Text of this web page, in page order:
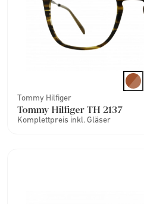
Tommy Hilfiger
Tommy Hilfiger TH 2137
Komplettpreis inkl. Gläser